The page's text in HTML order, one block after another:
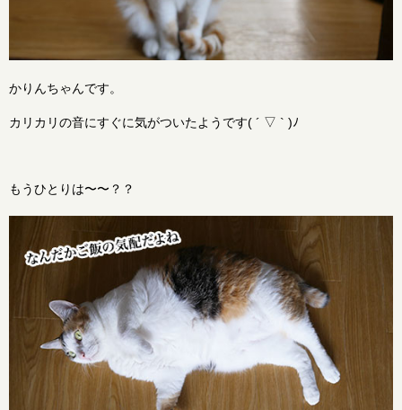
かりんちゃんです。
カリカリの音にすぐに気がついたようです( ´ ▽ ` )ﾉ
もうひとりは〜〜？？